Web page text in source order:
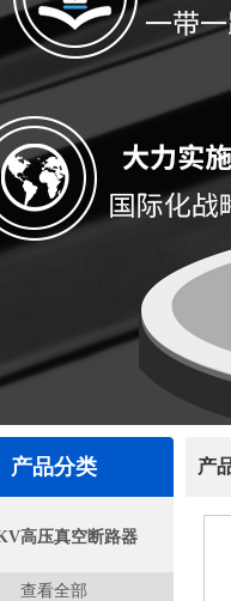
产品分类
高压真空断路器
查看全部
产